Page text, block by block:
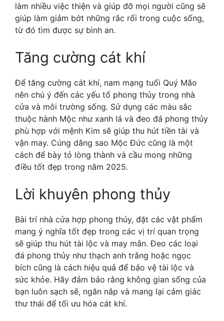
làm nhiều việc thiện và giúp đỡ mọi người cũng sẽ
giúp làm giảm bớt những rắc rối trong cuộc sống,
từ đó tìm được sự bình an.
Tăng cường cát khí
Để tăng cường cát khí, nam mạng tuổi Quý Mão
nên chú ý đến các yếu tố phong thủy trong nhà
cửa và môi trường sống. Sử dụng các màu sắc
thuộc hành Mộc như xanh lá và đeo đá phong thủy
phù hợp với mệnh Kim sẽ giúp thu hút tiền tài và
vận may. Cúng dâng sao Mộc Đức cũng là một
cách để bày tỏ lòng thành và cầu mong những
điều tốt đẹp trong năm 2025.
Lời khuyên phong thủy
Bài trí nhà cửa hợp phong thủy, đặt các vật phẩm
mang ý nghĩa tốt đẹp trong các vị trí quan trọng
sẽ giúp thu hút tài lộc và may mắn. Đeo các loại
đá phong thủy như thạch anh trắng hoặc ngọc
bích cũng là cách hiệu quả để bảo vệ tài lộc và
sức khỏe. Hãy đảm bảo rằng không gian sống của
bạn luôn sạch sẽ, ngăn nắp và mang lại cảm giác
thư thái để tối ưu hóa cát khí.